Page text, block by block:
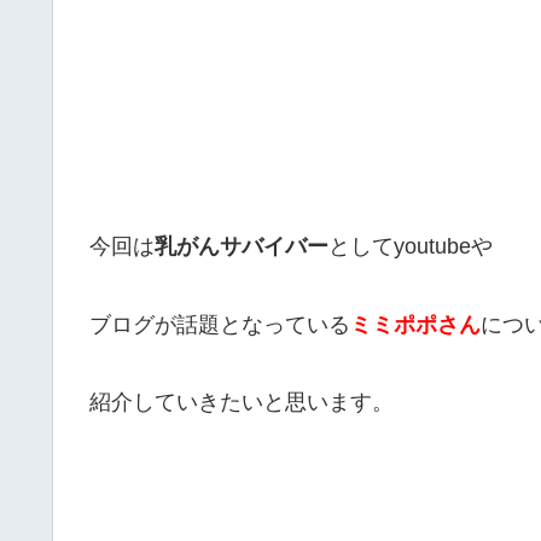
今回は乳がんサバイバーとしてyoutubeや
ブログが話題となっている ミミポポさんにつ
紹介していきたいと思います。